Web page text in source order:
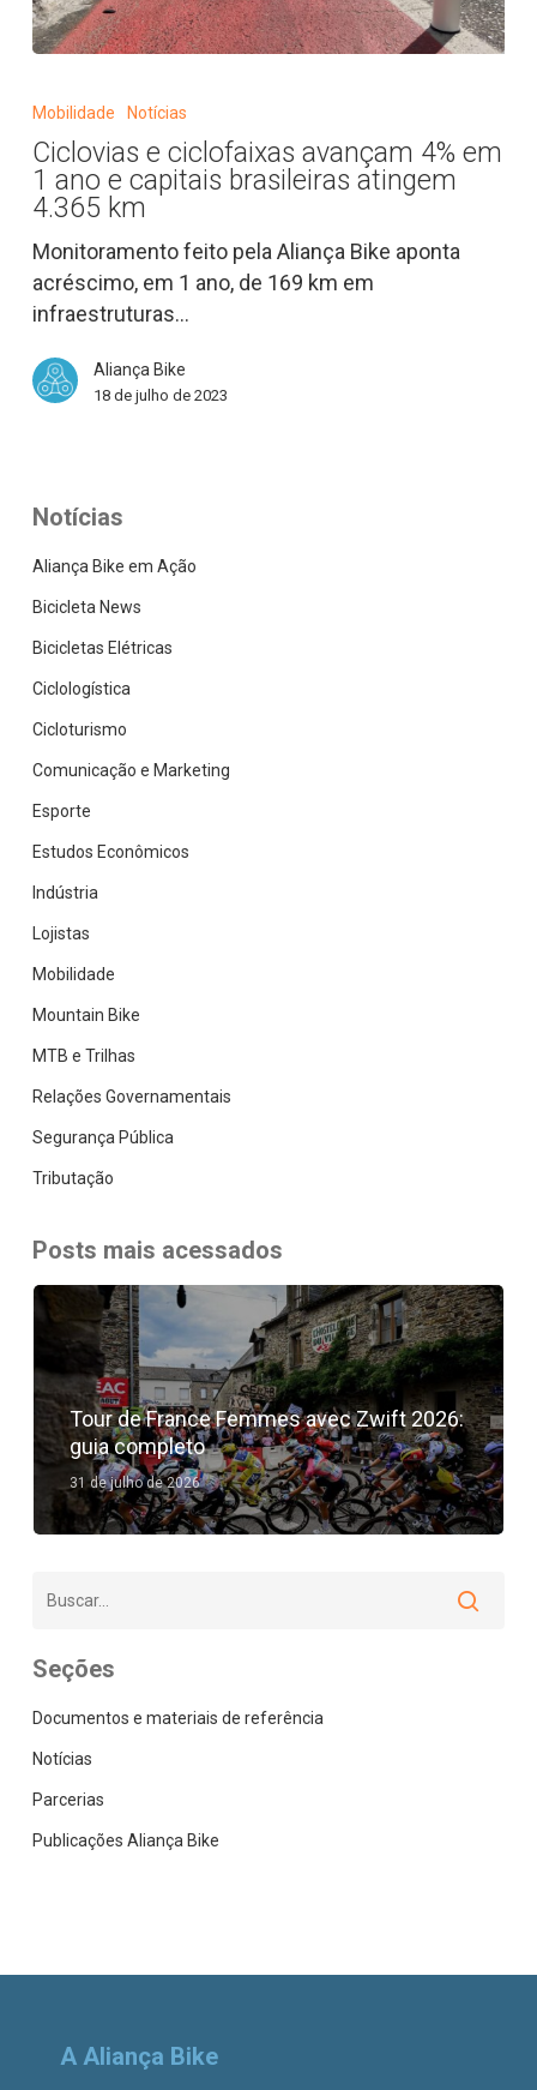
e
avançam
4%
em
1
ano
e
brasileiras
atingem
Mobilidade Notícias
Ciclovias e ciclofaixas avançam 4% em
1 ano e capitais brasileiras atingem
4.365 km
Monitoramento feito pela Aliança Bike aponta
acréscimo, em 1 ano, de 169 km em
infraestruturas…
Aliança Bike
18 de julho de 2023
Notícias
Aliança Bike em Ação
Bicicleta News
Bicicletas Elétricas
Ciclologística
Cicloturismo
Comunicação e Marketing
Esporte
Estudos Econômicos
Indústria
Lojistas
Mobilidade
Mountain Bike
MTB e Trilhas
Relações Governamentais
Segurança Pública
Tributação
Posts mais acessados
Tour de France Femmes avec Zwift 2026:
guia completo
31 de julho de 2026
Seções
Documentos e materiais de referência
Notícias
Parcerias
Publicações Aliança Bike
A Aliança Bike